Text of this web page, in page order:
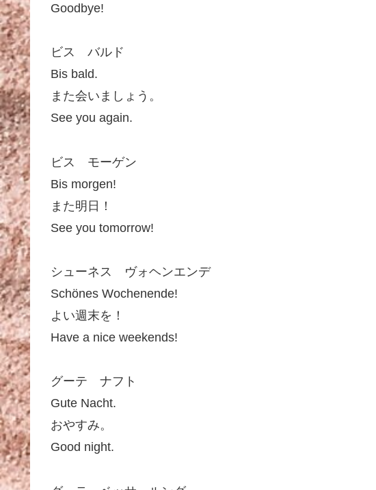
Goodbye!
ビス バルド
Bis bald.
また会いましょう。
See you again.
ビス モーゲン
Bis morgen!
また明日！
See you tomorrow!
シューネス ヴォヘンエンデ
Schönes Wochenende!
よい週末を！
Have a nice weekends!
グーテ ナフト
Gute Nacht.
おやすみ。
Good night.